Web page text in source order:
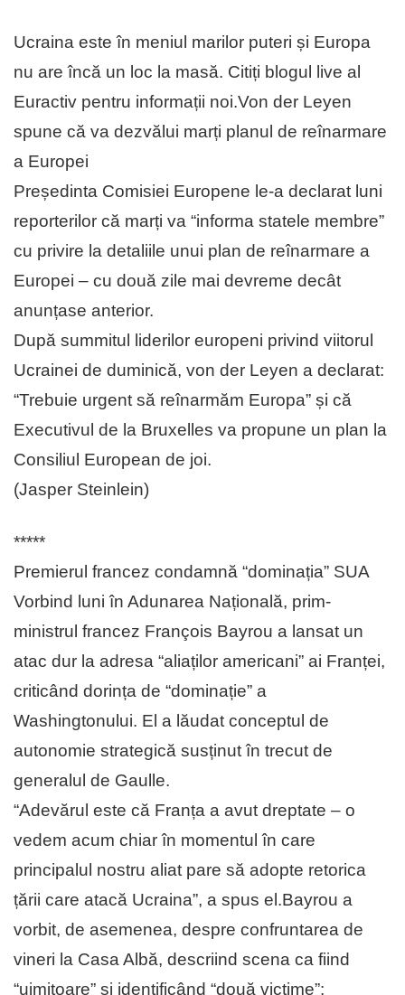
Ucraina este în meniul marilor puteri și Europa
nu are încă un loc la masă. Citiți blogul live al
Euractiv pentru informații noi.Von der Leyen
spune că va dezvălui marți planul de reînarmare
a Europei
Președinta Comisiei Europene le-a declarat luni
reporterilor că marți va “informa statele membre”
cu privire la detaliile unui plan de reînarmare a
Europei – cu două zile mai devreme decât
anunțase anterior.
După summitul liderilor europeni privind viitorul
Ucrainei de duminică, von der Leyen a declarat:
“Trebuie urgent să reînarmăm Europa” și că
Executivul de la Bruxelles va propune un plan la
Consiliul European de joi.
(Jasper Steinlein)
*****
Premierul francez condamnă “dominația” SUA
Vorbind luni în Adunarea Națională, prim-
ministrul francez François Bayrou a lansat un
atac dur la adresa “aliaților americani” ai Franței,
criticând dorința de “dominație” a
Washingtonului. El a lăudat conceptul de
autonomie strategică susținut în trecut de
generalul de Gaulle.
“Adevărul este că Franța a avut dreptate – o
vedem acum chiar în momentul în care
principalul nostru aliat pare să adopte retorica
țării care atacă Ucraina”, a spus el.Bayrou a
vorbit, de asemenea, despre confruntarea de
vineri la Casa Albă, descriind scena ca fiind
“uimitoare” și identificând “două victime”: